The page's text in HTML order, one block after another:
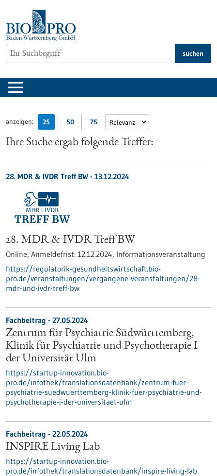
springen
suchen
anzeigen: 25 50 75
Ihre Suche ergab folgende Treffer:
28. MDR & IVDR Treff BW - 13.12.2024
28. MDR & IVDR Treff BW
Online, Anmeldefrist: 12.12.2024, Informationsveranstaltung
https://regulatorik-gesundheitswirtschaft.bio-
pro.de/veranstaltungen/vergangene-veranstaltungen/28-
mdr-und-ivdr-treff-bw
Fachbeitrag - 27.05.2024
Zentrum für Psychiatrie Südwürttemberg,
Klinik für Psychiatrie und Psychotherapie I
der Universität Ulm
https://startup-innovation.bio-
pro.de/infothek/translationsdatenbank/zentrum-fuer-
psychiatrie-suedwuerttemberg-klinik-fuer-psychiatrie-und-
psychotherapie-i-der-universitaet-ulm
Fachbeitrag - 22.05.2024
INSPIRE Living Lab
https://startup-innovation.bio-
pro.de/infothek/translationsdatenbank/inspire-living-lab